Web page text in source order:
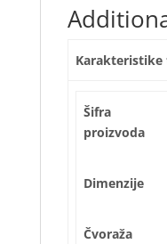
Karakteristike
Šifra
proizvoda
Dimenzije
Čvoraža